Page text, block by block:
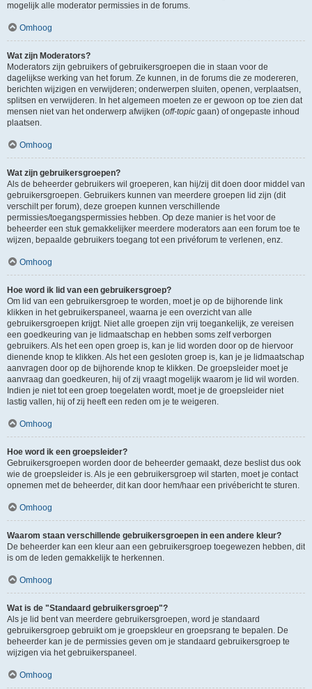
mogelijk alle moderator permissies in de forums.
Omhoog
Wat zijn Moderators?
Moderators zijn gebruikers of gebruikersgroepen die in staan voor de
dagelijkse werking van het forum. Ze kunnen, in de forums die ze modereren,
berichten wijzigen en verwijderen; onderwerpen sluiten, openen, verplaatsen,
splitsen en verwijderen. In het algemeen moeten ze er gewoon op toe zien dat
mensen niet van het onderwerp afwijken (off-topic gaan) of ongepaste inhoud
plaatsen.
Omhoog
Wat zijn gebruikersgroepen?
Als de beheerder gebruikers wil groeperen, kan hij/zij dit doen door middel van
gebruikersgroepen. Gebruikers kunnen van meerdere groepen lid zijn (dit
verschilt per forum), deze groepen kunnen verschillende
permissies/toegangspermissies hebben. Op deze manier is het voor de
beheerder een stuk gemakkelijker meerdere moderators aan een forum toe te
wijzen, bepaalde gebruikers toegang tot een privéforum te verlenen, enz.
Omhoog
Hoe word ik lid van een gebruikersgroep?
Om lid van een gebruikersgroep te worden, moet je op de bijhorende link
klikken in het gebruikerspaneel, waarna je een overzicht van alle
gebruikersgroepen krijgt. Niet alle groepen zijn vrij toegankelijk, ze vereisen
een goedkeuring van je lidmaatschap en hebben soms zelf verborgen
gebruikers. Als het een open groep is, kan je lid worden door op de hiervoor
dienende knop te klikken. Als het een gesloten groep is, kan je je lidmaatschap
aanvragen door op de bijhorende knop te klikken. De groepsleider moet je
aanvraag dan goedkeuren, hij of zij vraagt mogelijk waarom je lid wil worden.
Indien je niet tot een groep toegelaten wordt, moet je de groepsleider niet
lastig vallen, hij of zij heeft een reden om je te weigeren.
Omhoog
Hoe word ik een groepsleider?
Gebruikersgroepen worden door de beheerder gemaakt, deze beslist dus ook
wie de groepsleider is. Als je een gebruikersgroep wil starten, moet je contact
opnemen met de beheerder, dit kan door hem/haar een privébericht te sturen.
Omhoog
Waarom staan verschillende gebruikersgroepen in een andere kleur?
De beheerder kan een kleur aan een gebruikersgroep toegewezen hebben, dit
is om de leden gemakkelijk te herkennen.
Omhoog
Wat is de "Standaard gebruikersgroep"?
Als je lid bent van meerdere gebruikersgroepen, word je standaard
gebruikersgroep gebruikt om je groepskleur en groepsrang te bepalen. De
beheerder kan je de permissies geven om je standaard gebruikersgroep te
wijzigen via het gebruikerspaneel.
Omhoog